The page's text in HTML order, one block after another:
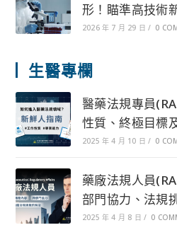
形！瞄準高技術
2026 年 7 月 29 日 / 0
生醫專欄
醫藥法規專員
性質、終極目標
2025 年 4 月 10 日 / 0
藥廠法規人員
部門協力、法規
2025 年 4 月 8 日 / 0